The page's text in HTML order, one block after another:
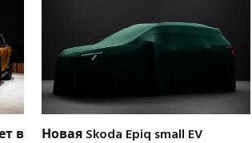
в
Новая Skoda Epiq small EV